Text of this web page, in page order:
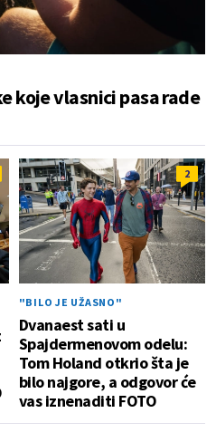
koje vlasnici pasa rade
2
"BILO JE UŽASNO"
Dvanaest sati u
Spajdermenovom odelu:
Tom Holand otkrio šta je
bilo najgore, a odgovor će
vas iznenaditi FOTO